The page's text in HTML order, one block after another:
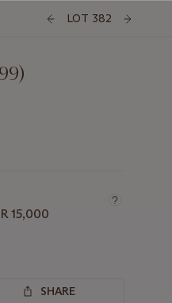
LOT 382
15,000
SHARE